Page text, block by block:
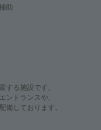
助
る施設です。
ントランスや、
しております。